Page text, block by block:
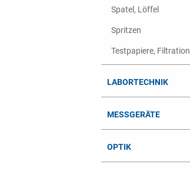
Spatel, Löffel
Spritzen
Testpapiere, Filtration
LABORTECHNIK
MESSGERÄTE
OPTIK